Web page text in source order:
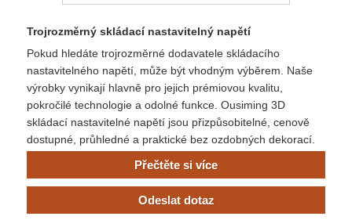
Trojrozměrný skládací nastavitelný napětí
Pokud hledáte trojrozměrné dodavatele skládacího
nastavitelného napětí, může být vhodným výběrem. Naše
výrobky vynikají hlavně pro jejich prémiovou kvalitu,
pokročilé technologie a odolné funkce. Ousiming 3D
skládací nastavitelné napětí jsou přizpůsobitelné, cenově
dostupné, průhledné a praktické bez ozdobných dekorací.
Přečtěte si více
Odeslat dotaz